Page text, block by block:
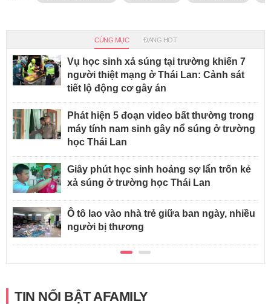
CÙNG MỤC ĐANG HOT
Vụ học sinh xả súng tại trường khiến 7
người thiệt mạng ở Thái Lan: Cảnh sát
tiết lộ động cơ gây án
Phát hiện 5 đoạn video bất thường trong
máy tính nam sinh gây nổ súng ở trường
học Thái Lan
Giây phút học sinh hoảng sợ lẩn trốn kẻ
xả súng ở trường học Thái Lan
Ô tô lao vào nhà trẻ giữa ban ngày, nhiều
người bị thương
TIN NỔI BẬT AFAMILY